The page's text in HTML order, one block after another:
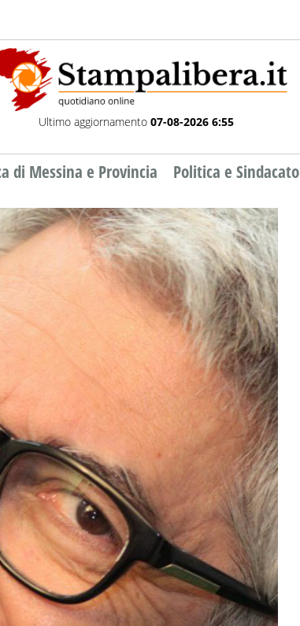
Ultimo aggiornamento 07-08-2026 6:55
di Messina e Provincia Politica e Sindacato